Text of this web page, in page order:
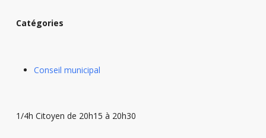
Catégories
Conseil municipal
1/4h Citoyen de 20h15 à 20h30